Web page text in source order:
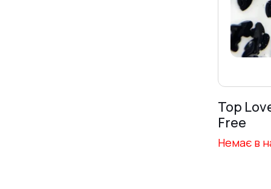
Top
Free
Немає в